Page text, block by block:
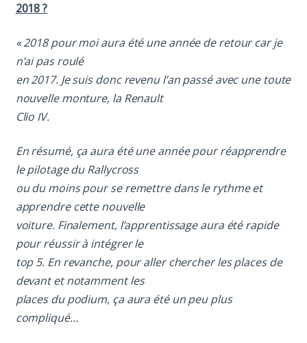
2018 ?
« 2018 pour moi aura été une année de retour car je
n’ai pas roulé
en 2017. Je suis donc revenu l’an passé avec une toute
nouvelle monture, la Renault
Clio IV.
En résumé, ça aura été une année pour réapprendre
le pilotage du Rallycross
ou du moins pour se remettre dans le rythme et
apprendre cette nouvelle
voiture. Finalement, l’apprentissage aura été rapide
pour réussir à intégrer le
top 5. En revanche, pour aller chercher les places de
devant et notamment les
places du podium, ça aura été un peu plus
compliqué…